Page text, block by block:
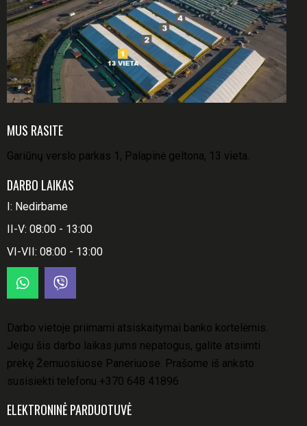
MUS RASITE
Gariūnų verslo parkas 1, Palapinė geltona, 13 vieta.
DARBO LAIKAS
I: Nedirbame
II-V: 08:00 - 13:00
VI-VII: 08:00 - 13:00
Darbo vietoje priimami atsiskaitymai banko kortelėmis.
Jeigu šis darbo laikas jums nepatogus, galite atsiimti
prekę Žemuosiuose Paneriuose. Prašome iš anksto
susisiekti telefonu +370 648 41896
ELEKTRONINĖ PARDUOTUVĖ